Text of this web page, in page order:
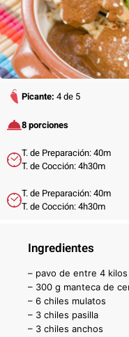
Picante: 4 de 5
8 porciones
T. de Preparación: 40m
T. de Cocción: 4h30m
T. de Preparación: 40m
T. de Cocción: 4h30m
Ingredientes
– pavo de entre 4
– 300 g manteca de
– 6 chiles mulatos
– 3 chiles pasilla
– 3 chiles anchos